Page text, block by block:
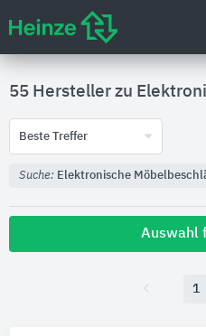
55 Hersteller zu
Beste Treffer
Suche: Elektronische
Auswahl
1